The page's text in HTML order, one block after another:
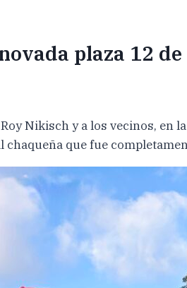
plaza 12
Nikisch y a los vecinos, en
que fue